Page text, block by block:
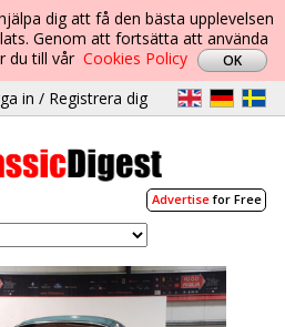
dig att få den bästa upplevelsen
Genom att fortsätta att använda
du till vår Cookies Policy
in / Registrera dig
Advertisefor Free